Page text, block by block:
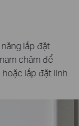
lắp đặt
châm để
lắp đặt linh